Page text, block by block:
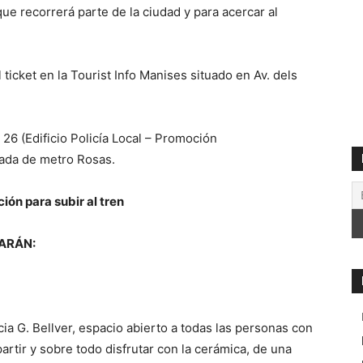
recorrerá parte de la ciudad y para acercar al
en la Tourist Info Manises situado en Av. dels
(Edificio Policía Local – Promoción
de metro Rosas.
para subir al tren
G. Bellver, espacio abierto a todas las personas con
y sobre todo disfrutar con la cerámica, de una